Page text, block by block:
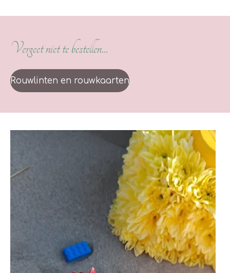
Vergeet niet te bestellen...
Rouwlinten en rouwkaarten